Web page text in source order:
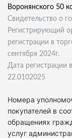
Воронянского 50
Свидетельство о
Регистрирующий
регистрации в
сентября 2024г.
Дата регистрации
22.0102025
Номера
покупателей в
обращениях
услуг